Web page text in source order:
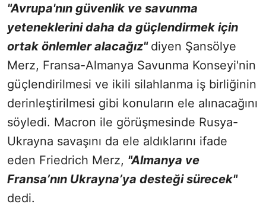
"Avrupa'nın güvenlik ve savunma
yeteneklerini daha da güçlendirmek için
ortak önlemler alacağız" diyen Şansölye
Merz, Fransa-Almanya Savunma Konseyi'nin
güçlendirilmesi ve ikili silahlanma iş birliğinin
derinleştirilmesi gibi konuların ele alınacağını
söyledi. Macron ile görüşmesinde Rusya-
Ukrayna savaşını da ele aldıklarını ifade
eden Friedrich Merz, "Almanya ve
Fransa’nın Ukrayna’ya desteği sürecek"
dedi.